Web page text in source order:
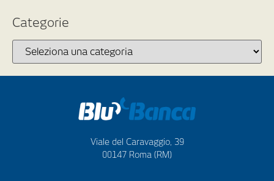
Categorie
Viale del Caravaggio, 39
00147 Roma (RM)